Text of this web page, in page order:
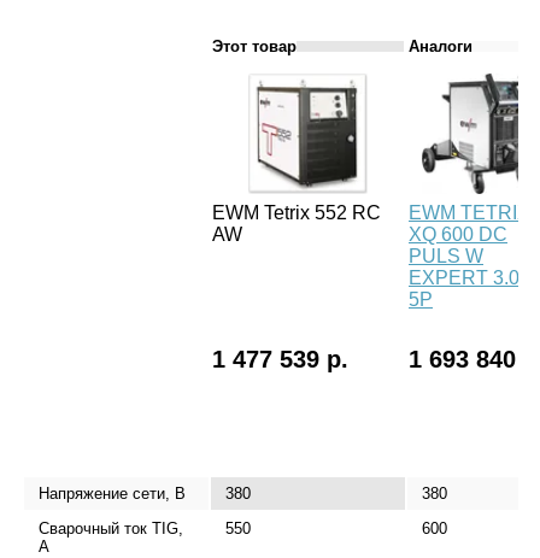
Этот товар Аналоги
EWM Tetrix 552 RC
AW
EWM TETRIX
XQ 600 DC
PULS W
EXPERT 3.0
5P
1 477 539 р. 1 693 840
Напряжение сети, В 380
380
Сварочный ток TIG,
А
550 600